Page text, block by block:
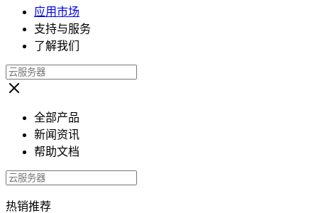
应用市场
支持与服务
了解我们
全部产品
新闻资讯
帮助文档
热销推荐